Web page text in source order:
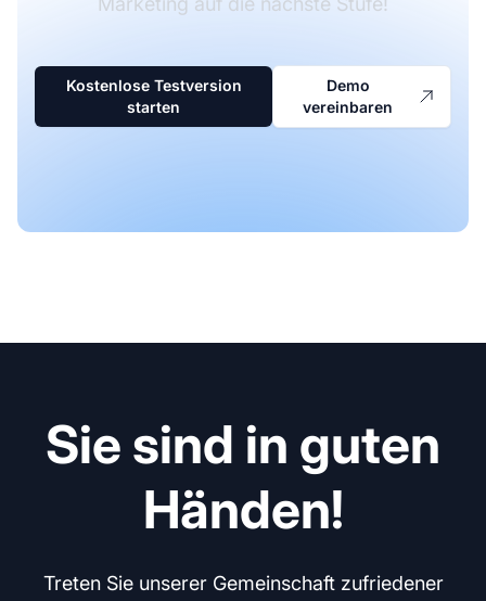
Kostenlose Testversion
starten
Demo
vereinbaren
Sie sind in guten
Händen!
Treten Sie unserer Gemeinschaft zufriedener